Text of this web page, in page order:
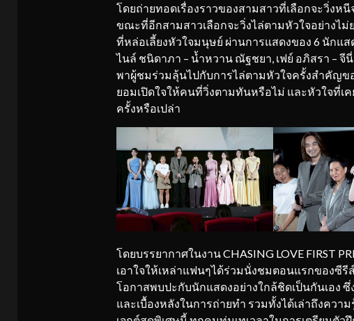
โดยถ่ายทอดเรื่องราวของสามสาวที่เลือกจะวิ่งห
ขณะที่อีกสามสาวเลือกจะวิ่งไล่ตามหัวใจอย่างไ
ที่หล่อเลี้ยงหัวใจมนุษย์ ผ่านการแสดงของ 6 นักแส
ไนล์ ชนิดาภา – น้ำหวาน ณัฐชยา, เฟย์ อภิสรา –
พาผู้ชมร่วมลุ้นไปกับการไล่ตามหัวใจครั้งสำคัญ
ยอมเปิดใจให้คนที่วิ่งตามทันหรือไม่ และหัวใจที่เ
ครั้งหรือเปล่า
โดยบรรยากาศในงาน CHASING LOVE FIRST
เอาใจให้เหล่าแฟนๆได้ร่วมนั่งชมตอนแรกของซี
โอกาสพบปะกับนักแสดงอย่างใกล้ชิดเป็นกันเอง
และเบื้องหลังในการถ่ายทำ รวมทั้งได้เล่าถึงคว